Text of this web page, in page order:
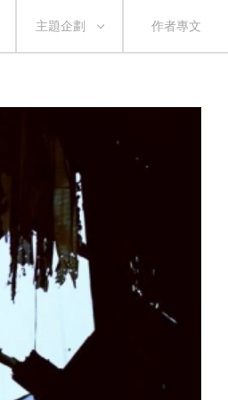
主題企劃 作者專文